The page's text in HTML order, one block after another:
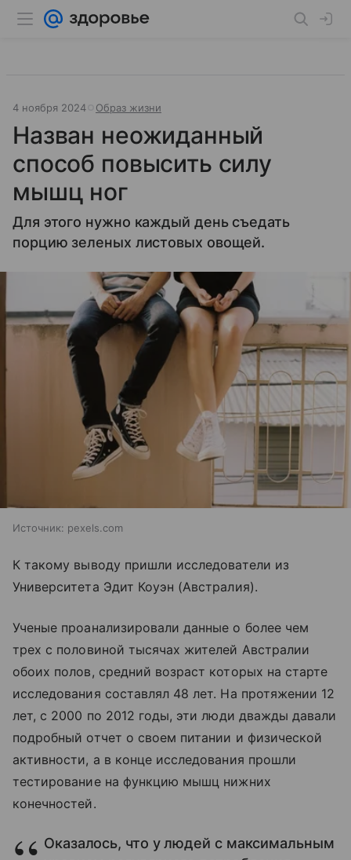
4 ноября 2024 Образ жизни
Назван неожиданный
способ повысить силу
мышц ног
Для этого нужно каждый день съедать
порцию зеленых листовых овощей.
Источник: pexels.com
К такому выводу пришли исследователи из
Университета Эдит Коуэн (Австралия).
Ученые проанализировали данные о более чем
трех с половиной тысячах жителей Австралии
обоих полов, средний возраст которых на старте
исследования составлял 48 лет. На протяжении 12
лет, с 2000 по 2012 годы, эти люди дважды давали
подробный отчет о своем питании и физической
активности, а в конце исследования прошли
тестирование на функцию мышц нижних
конечностей.
Оказалось, что у людей с максимальным